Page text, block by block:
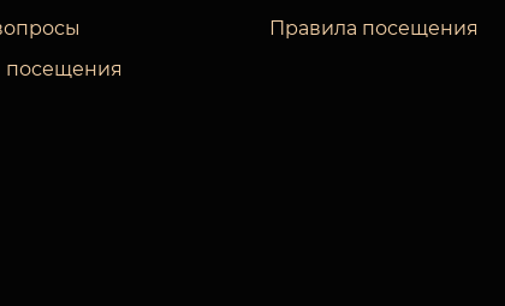
посещения
Правила посещения